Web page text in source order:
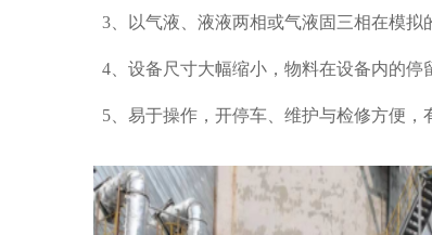
3、以气液、液液两相或气液固三相在模拟
4、设备尺寸大幅缩小，物料在设备内的停
5、易于操作，开停车、维护与检修方便，